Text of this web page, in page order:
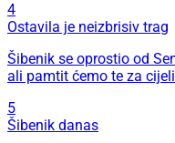
4
Ostavila je neizbrisiv trag
Šibenik se oprostio od
ali pamtit ćemo te za cijeli
5
Šibenik danas